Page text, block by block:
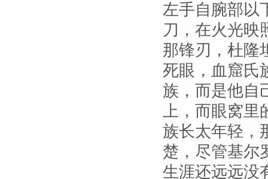
左手自腕部以
刀，在火光映
那锋刃，杜隆
死眼，血窟氏
族，而是他自
上，而眼窝里
族长太年轻，
楚，尽管基尔
生涯还远远没